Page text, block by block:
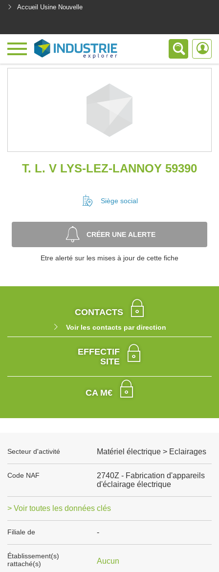
Accueil Usine Nouvelle
T. L. V LYS-LEZ-LANNOY 59390
Siège social
CRÉER UNE ALERTE
Etre alerté sur les mises à jour de cette fiche
CONTACTS
Voir les contacts par direction
EFFECTIF
SITE
CA M€
Secteur d'activité Matériel électrique > Eclairages
Code NAF
2740Z - Fabrication d'appareils
d'éclairage électrique
> Voir toutes les données clés
Filiale de -
Établissement(s)
rattaché(s)
Aucun